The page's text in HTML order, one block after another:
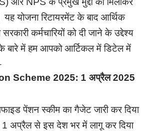
यह योजना रिटायरमेंट के बाद आर्थिक
कर्मचारियों को दी जाने के उद्देश्य
बारे में हम आपको आर्टिकल में डिटेल में
Scheme 2025: 1 अप्रैल 2025
पेंशन स्कीम का गैजेट जारी कर दिया
अप्रैल से इस देश भर में लागू कर दिया